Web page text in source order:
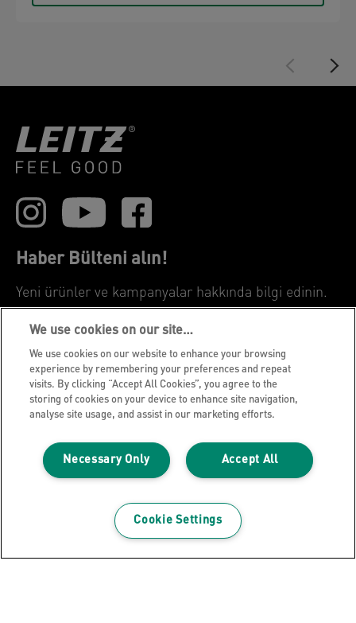
Haber Bülteni alın!
Yeni ürünler ve kampanyalar hakkında bilgi edinin.
SUBMIT
Gizlilik Bildirimi
Çerezler
Künye
Leitz EasyPrint
We use cookies on our site…
We use cookies on our website to enhance your browsing
experience by remembering your preferences and repeat
visits. By clicking “Accept All Cookies”, you agree to the
storing of cookies on your device to enhance site navigation,
analyse site usage, and assist in our marketing efforts.
Accept All
Necessary Only
Cookie Settings